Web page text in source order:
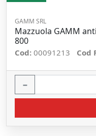
GAMM SRL
Mazzuola GAMM
800
Cod: 00091213 Cod
−